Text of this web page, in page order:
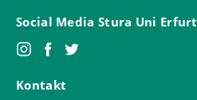
Social Media Stura Uni Erfurt
Kontakt